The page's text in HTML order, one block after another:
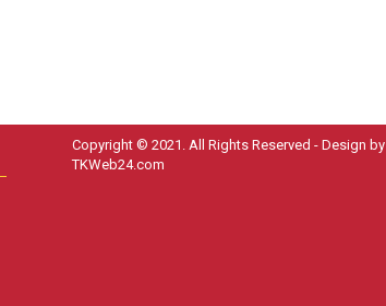
Copyright © 2021. All Rights Reserved - Design by
TKWeb24.com